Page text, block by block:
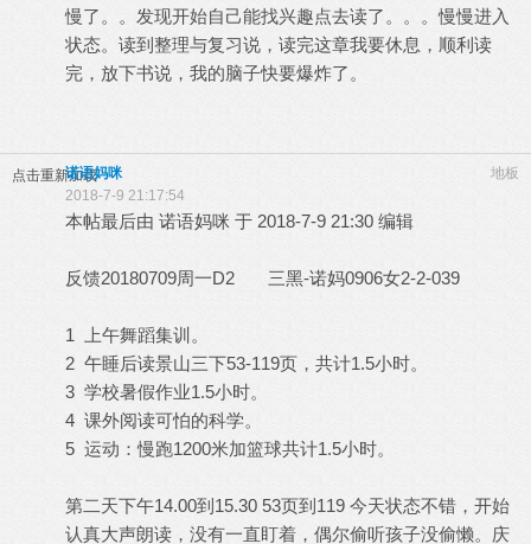
慢了。。发现开始自己能找兴趣点去读了。。。慢慢进入
状态。读到整理与复习说，读完这章我要休息，顺利读
完，放下书说，我的脑子快要爆炸了。
点击重新加载 地板
诺语妈咪
2018-7-9 21:17:54
本帖最后由 诺语妈咪 于 2018-7-9 21:30 编辑
反馈20180709周一D2 三黑-诺妈0906女2-2-039
1 上午舞蹈集训。
2 午睡后读景山三下53-119页，共计1.5小时。
3 学校暑假作业1.5小时。
4 课外阅读可怕的科学。
5 运动：慢跑1200米加篮球共计1.5小时。
第二天下午14.00到15.30 53页到119 今天状态不错，开始
认真大声朗读，没有一直盯着，偶尔偷听孩子没偷懒。庆